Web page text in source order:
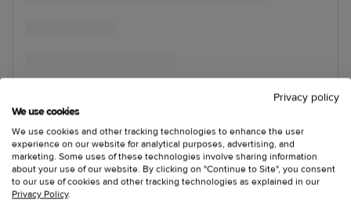
Privacy policy
We use cookies
We use cookies and other tracking technologies to enhance the user
experience on our website for analytical purposes, advertising, and
marketing. Some uses of these technologies involve sharing information
about your use of our website. By clicking on "Continue to Site", you consent
to our use of cookies and other tracking technologies as explained in our
Privacy Policy.